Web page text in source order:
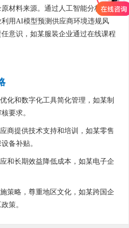
材料来源。通过人工智能分析责任
用AI模型预测供应商环境违规风
意识，如某服装企业通过在线课程
化和数字化工具简化管理，如某制
要求。
商提供技术支持和培训，如某零售
备补贴。
和长期效益降低成本，如某电子企
策略，尊重地区文化，如某跨国企
策。